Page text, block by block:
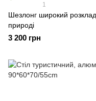
1
Шезлонг широкий
природі
3 200 грн